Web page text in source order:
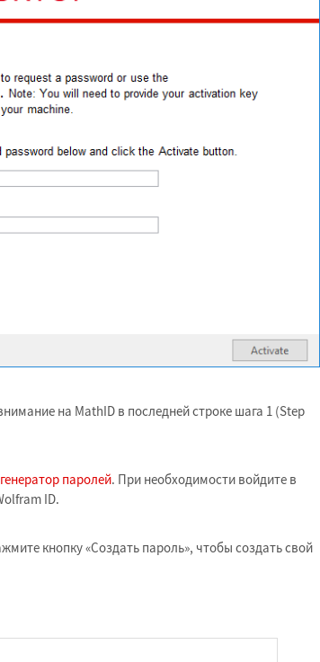
на MathID в последней строке шага 1 (Step
генератор паролей. При необходимости войдите в
ID.
кнопку «Создать пароль», чтобы создать свой